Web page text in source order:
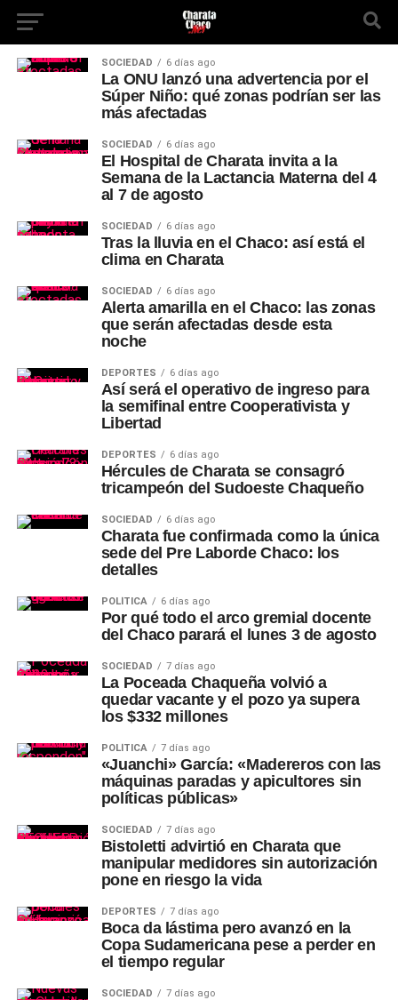
SOCIEDAD 6 días ago
La ONU lanzó una advertencia por el
Súper Niño: qué zonas podrían ser las
más afectadas
SOCIEDAD 6 días ago
El Hospital de Charata invita a la
Semana de la Lactancia Materna del 4
al 7 de agosto
SOCIEDAD 6 días ago
Tras la lluvia en el Chaco: así está el
clima en Charata
SOCIEDAD 6 días ago
Alerta amarilla en el Chaco: las zonas
que serán afectadas desde esta
noche
DEPORTES 6 días ago
Así será el operativo de ingreso para
la semifinal entre Cooperativista y
Libertad
DEPORTES 6 días ago
Hércules de Charata se consagró
tricampeón del Sudoeste Chaqueño
SOCIEDAD 6 días ago
Charata fue confirmada como la única
sede del Pre Laborde Chaco: los
detalles
POLÍTICA 6 días ago
Por qué todo el arco gremial docente
del Chaco parará el lunes 3 de agosto
SOCIEDAD 7 días ago
La Poceada Chaqueña volvió a
quedar vacante y el pozo ya supera
los $332 millones
POLÍTICA 7 días ago
«Juanchi» García: «Madereros con las
máquinas paradas y apicultores sin
políticas públicas»
SOCIEDAD 7 días ago
Bistoletti advirtió en Charata que
manipular medidores sin autorización
pone en riesgo la vida
DEPORTES 7 días ago
Boca da lástima pero avanzó en la
Copa Sudamericana pese a perder en
el tiempo regular
SOCIEDAD 7 días ago